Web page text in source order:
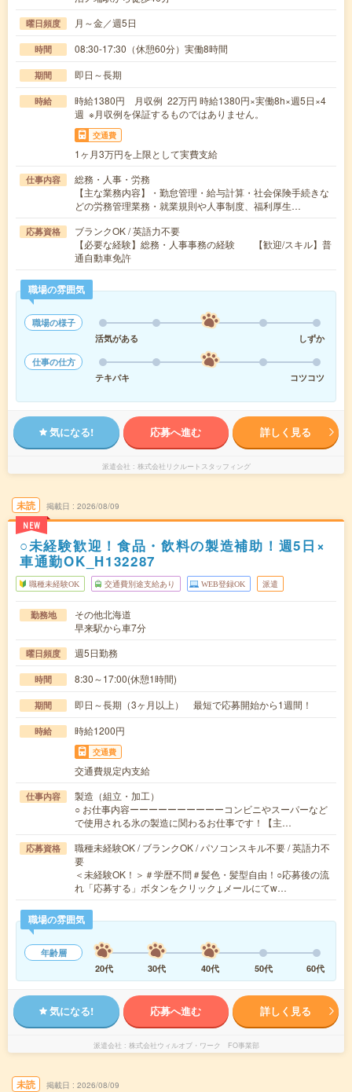
曜日頻度 月～金／週5日
時間 08:30-17:30（休憩60分）実働8時間
期間 即日～長期
時給
時給1380円 月収例 22万円 時給1380円×実働8h×週5日×4
週 ※月収例を保証するものではありません。
交通費
1ヶ月3万円を上限として実費支給
仕事内容
総務・人事・労務
【主な業務内容】・勤怠管理・給与計算・社会保険手続きな
どの労務管理業務・就業規則や人事制度、福利厚生…
応募資格
ブランクOK / 英語力不要
【必要な経験】総務・人事事務の経験 【歓迎/スキル】普
通自動車免許
職場の雰囲気
職場の様子
活気がある
しずか
仕事の仕方
テキパキ
コツコツ
気になる! 応募へ進む 詳しく見る
派遣会社 株式会社リクルートスタッフィング
未読
NEW
掲載日 2026/08/09
○未経験歓迎！食品・飲料の製造補助！週5日×
車通勤OK_H132287
職種未経験OK 交通費別途支給あり WEB登録OK 派遣
勤務地
その他北海道
早来駅から車7分
曜日頻度 週5日勤務
時間 8:30～17:00(休憩1時間)
期間 即日～長期（3ヶ月以上） 最短で応募開始から1週間！
時給 時給1200円
交通費
交通費規定内支給
仕事内容
製造（組立・加工）
○ お仕事内容ーーーーーーーーーーコンビニやスーパーなど
で使用される氷の製造に関わるお仕事です！【主…
応募資格
職種未経験OK / ブランクOK / パソコンスキル不要 / 英語力不
要
＜未経験OK！＞＃学歴不問＃髪色・髪型自由！○応募後の流
れ「応募する」ボタンをクリック↓メールにてw…
職場の雰囲気
年齢層
20代
30代 40代 50代 60代
気になる! 応募へ進む 詳しく見る
派遣会社 株式会社ウィルオブ・ワーク FO事業部
未読 掲載日 2026/08/09